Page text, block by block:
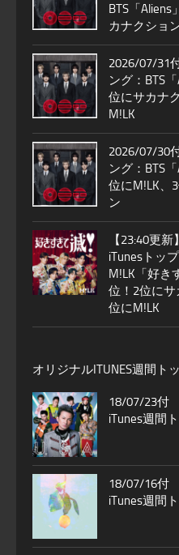
BTS「Aliens
カナクショ
2026/07/31
ング：BTS
位にサカナ
M!LK
2026/07/30
ング：BTS
位にM!LK、
ン
【23:40更
iTunesトッ
M!LK「好き
位！2位に
位にM!LK
オリジナルITUNES週間ト
18/07/23付
iTunes週間
18/07/16付
iTunes週間